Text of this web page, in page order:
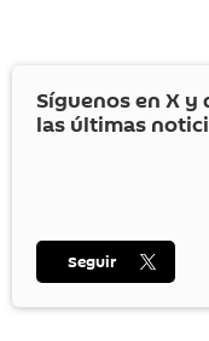
Síguenos en X y
las últimas
Seguir